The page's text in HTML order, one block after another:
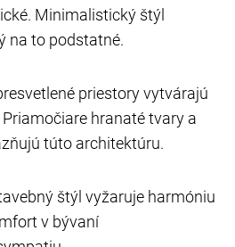
Minimalistický štýl
na to podstatné.
priestory vytvárajú
hranaté tvary a
túto architektúru.
štýl vyžaruje harmóniu
v bývaní